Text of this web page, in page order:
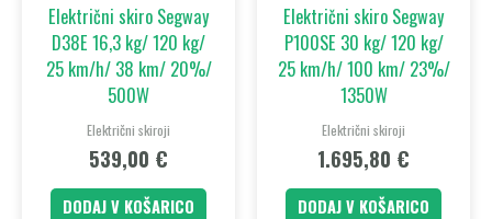
Električni skiro Segway
D38E 16,3 kg/ 120 kg/
25 km/h/ 38 km/ 20%/
500W
Električni skiroji
539,00 €
DODAJ V KOŠARICO
Električni skiro Segway
P100SE 30 kg/ 120 kg/
25 km/h/ 100 km/ 23%/
1350W
Električni skiroji
1.695,80 €
DODAJ V KOŠARICO